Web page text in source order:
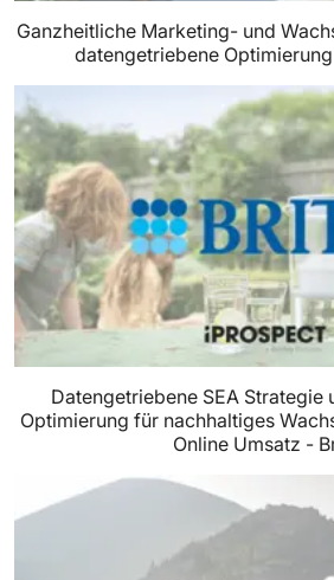
Ganzheitliche Marketing- und
datengetriebene
Datengetriebene SEA Strategie
Optimierung für nachhaltiges
Online Umsatz -